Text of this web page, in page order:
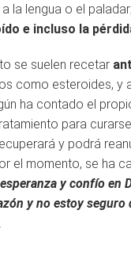
la lengua o el paladar;
e incluso la
se suelen recetar
como esteroides, y
ha contado el
para
y podrá
el momento, se ha
y confío en
y no estoy seguro